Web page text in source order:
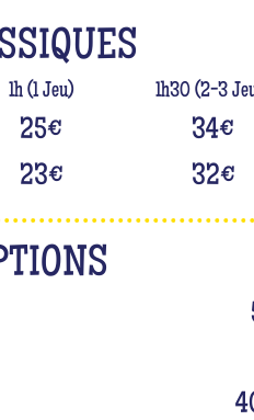
1h (1 Jeu) 1h30 (2-3
25€ 34€
23€ 32€